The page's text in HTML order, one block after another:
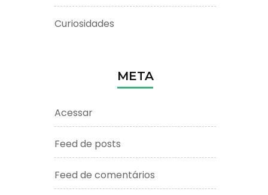
Curiosidades
META
Acessar
Feed de posts
Feed de comentários